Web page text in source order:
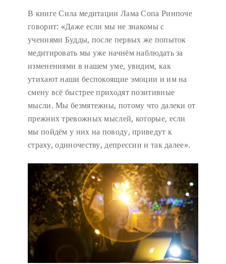
В книге Сила медитации Лама Сопа Ринпоче
говорит: «Даже если мы не знакомы с
учениями Будды, после первых же попыток
медитировать мы уже начнём наблюдать за
изменениями в нашем уме, увидим, как
утихают наши беспокоящие эмоции и им на
смену всё быстрее приходят позитивные
мысли. Мы безмятежны, потому что далеки от
прежних тревожных мыслей, которые, если
мы пойдём у них на поводу, приведут к
страху, одиночеству, депрессии и так далее».